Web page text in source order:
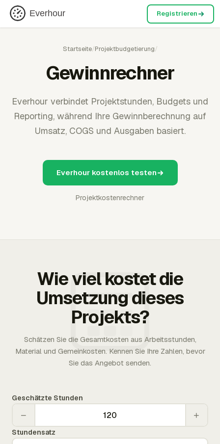
Everhour Registrieren
Startseite/Projektbudgetierung/
Gewinnrechner
Everhour verbindet Projektstunden, Budgets und
Reporting, während Ihre Gewinnberechnung auf
Umsatz, COGS und Ausgaben basiert.
Everhour kostenlos testen
Projektkostenrechner
Wie viel kostet die
Umsetzung dieses
Projekts?
Schätzen Sie die Gesamtkosten aus Arbeitsstunden,
Material und Gemeinkosten. Kennen Sie Ihre Zahlen, bevor
Sie das Angebot senden.
Geschätzte Stunden
− +
Stundensatz